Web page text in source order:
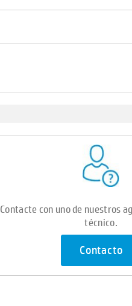
Contacte con uno de nuestros
técnico.
Contacto